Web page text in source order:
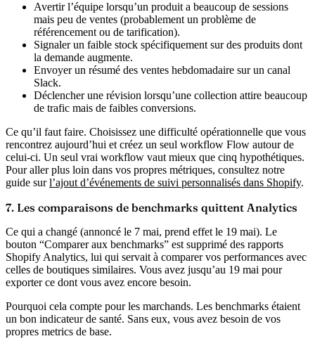
Avertir l’équipe lorsqu’un produit a beaucoup de sessions
mais peu de ventes (probablement un problème de
référencement ou de tarification).
Signaler un faible stock spécifiquement sur des produits dont
la demande augmente.
Envoyer un résumé des ventes hebdomadaire sur un canal
Slack.
Déclencher une révision lorsqu’une collection attire beaucoup
de trafic mais de faibles conversions.
Ce qu’il faut faire. Choisissez une difficulté opérationnelle que vous
rencontrez aujourd’hui et créez un seul workflow Flow autour de
celui-ci. Un seul vrai workflow vaut mieux que cinq hypothétiques.
Pour aller plus loin dans vos propres métriques, consultez notre
guide surl’ajout d’événements de suivi personnalisés dans Shopify.
7. Les comparaisons de benchmarks quittent Analytics
Ce qui a changé (annoncé le 7 mai, prend effet le 19 mai). Le
bouton “Comparer aux benchmarks” est supprimé des rapports
Shopify Analytics, lui qui servait à comparer vos performances avec
celles de boutiques similaires. Vous avez jusqu’au 19 mai pour
exporter ce dont vous avez encore besoin.
Pourquoi cela compte pour les marchands. Les benchmarks étaient
un bon indicateur de santé. Sans eux, vous avez besoin de vos
propres metrics de base.